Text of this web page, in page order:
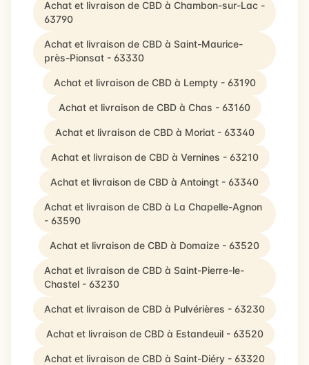
Achat et livraison de CBD à Chambon-sur-Lac -
63790
Achat et livraison de CBD à Saint-Maurice-
près-Pionsat - 63330
Achat et livraison de CBD à Lempty - 63190
Achat et livraison de CBD à Chas - 63160
Achat et livraison de CBD à Moriat - 63340
Achat et livraison de CBD à Vernines - 63210
Achat et livraison de CBD à Antoingt - 63340
Achat et livraison de CBD à La Chapelle-Agnon
- 63590
Achat et livraison de CBD à Domaize - 63520
Achat et livraison de CBD à Saint-Pierre-le-
Chastel - 63230
Achat et livraison de CBD à Pulvérières - 63230
Achat et livraison de CBD à Estandeuil - 63520
Achat et livraison de CBD à Saint-Diéry - 63320